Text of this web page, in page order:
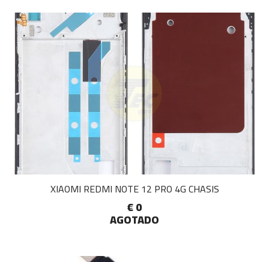
XIAOMI REDMI NOTE 12 PRO 4G CHASIS
€ 0
AGOTADO